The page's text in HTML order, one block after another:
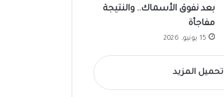
بعد نفوق الأسماك.. والنتيجة
مفاجأة
15 يونيو، 2026
تحميل المزيد